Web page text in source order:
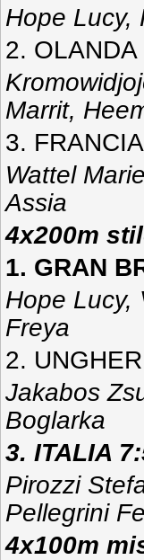
Hope Lucy,
2.
Marrit,
3.
Wattel
Assia
4x200m
1. GRAN
Hope Lucy,
Freya
2.
Jakabos
Boglarka
3. ITALIA
Pirozzi
Pellegrini
4x100m